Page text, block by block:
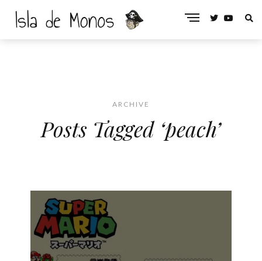
ARCHIVE
Posts Tagged ‘peach’